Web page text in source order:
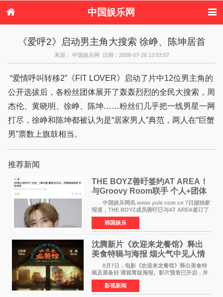
中国娱乐网
港台娱乐
日本娱乐 韩国娱乐
欧美娱乐
音乐新闻 影视新闻
港台明星八卦
欧美明星八卦 娱乐评论
《爱呼2》启动男主角大搜索 徐峥、陈坤居首
来源： 中国娱乐网 日期：2008-07-26 13:53:57
“爱情呼叫转移2”《FIT LOVER》启动了片中12位男主角的
公开选拔后，各粉丝团体展开了轰轰烈烈的全民大搜索，周
杰伦、黄晓明、徐峥、陈坤……粉丝们几乎把一线男星一网
打尽，徐峥和陈坤都被认为是“居家男人”典范，两人在“巨蟹
男”票数上旗鼓相当。
推荐新闻
THE BOYZ善旴签约AT AREA！
与Groovy Room联手 个人+团体
活动并行
中国娱乐网讯 www yule com cn 7日据独家
报道，THE BOYZ成员善旴已与AT AREA签订了
专属合约。AT AREA是由知名制作人组合
Groovy Room创立的hip-hop厂牌，旗下拥有多
位实力派音乐人，在韩
韩国娱乐
沈腾新片《欢迎来龙餐馆》释出
美食特辑与海报 烟火气中见人情
温暖
8月7日，电影《欢迎来龙餐馆》释出美食特
辑及菜备好 请就胃版海报。影片预售已开启，并
将于8月8日至10日14:00-21:00举行全国超前点
映。电影《欢迎来龙餐馆》作为战争美食喜剧大
片，讲述了中国
影视新闻